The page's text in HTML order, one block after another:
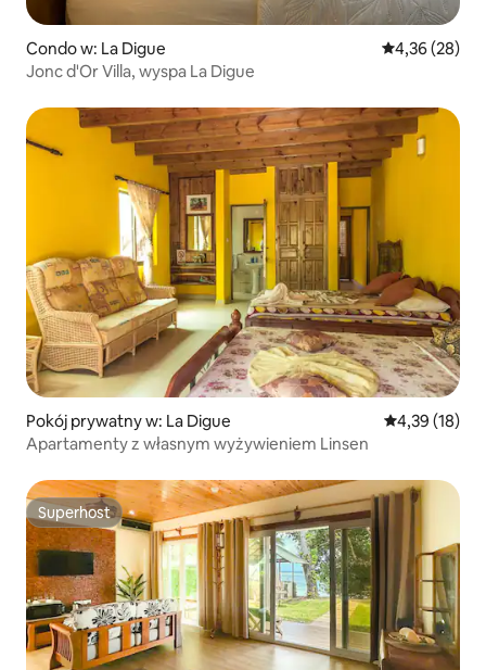
Condo w: La Digue Średnia
4,36 (28)
Jonc d'Or Villa, wyspa La Digue
Pokój prywatny w: La Digue Średnia
4,39 (18)
Apartamenty z własnym wyżywieniem Linsen
Superhost
Superhost